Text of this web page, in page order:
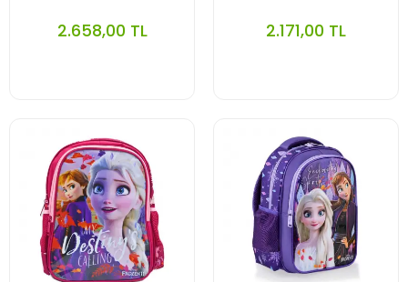
2.658,00 TL 2.171,00 TL